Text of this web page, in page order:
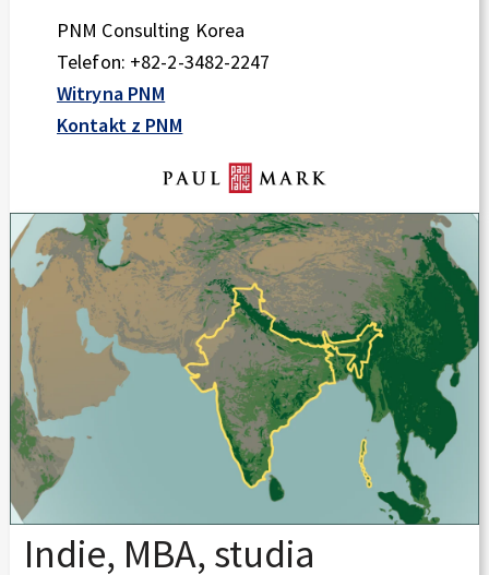
PNM Consulting Korea
Telefon: +82-2-3482-2247
Witryna PNM
Kontakt z PNM
Indie, MBA, studia